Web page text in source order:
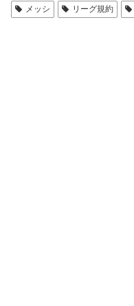
メッシ リーグ規約